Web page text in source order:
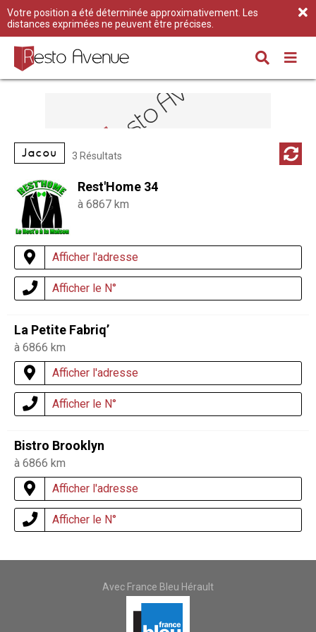
Votre position a été déterminée approximativement. Les
distances exprimées ne peuvent être précises.
Jacou 3 Résultats
Rest'Home 34
à 6867 km
Afficher l'adresse
Afficher le N°
La Petite Fabriq’
à 6866 km
Afficher l'adresse
Afficher le N°
Bistro Brooklyn
à 6866 km
Afficher l'adresse
Afficher le N°
Avec France Bleu Hérault